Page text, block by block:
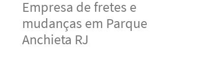
Empresa de fretes e
mudanças em Parque
Anchieta RJ